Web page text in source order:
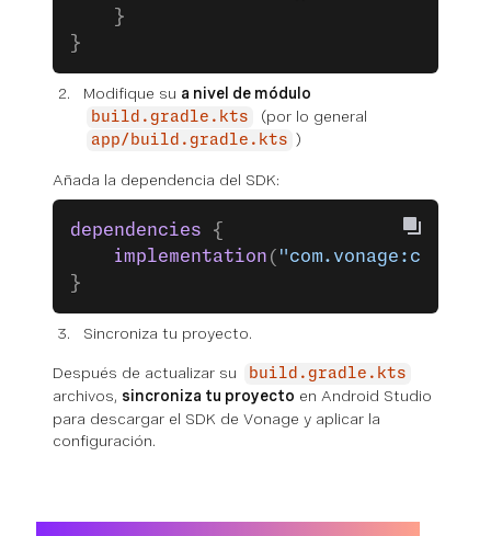
    }
}
Modifique su a nivel de módulo
build.gradle.kts (por lo general
app/build.gradle.kts )
Añada la dependencia del SDK:
dependencies {
    implementation
(
}
Sincroniza tu proyecto.
Después de actualizar su build.gradle.kts
archivos, sincroniza tu proyecto en Android Studio
para descargar el SDK de Vonage y aplicar la
configuración.